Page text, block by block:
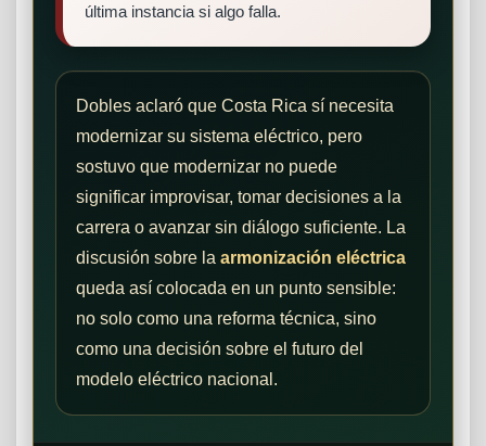
última instancia si algo falla.
Dobles aclaró que Costa Rica sí necesita
modernizar su sistema eléctrico, pero
sostuvo que modernizar no puede
significar improvisar, tomar decisiones a la
carrera o avanzar sin diálogo suficiente. La
discusión sobre la armonización eléctrica
queda así colocada en un punto sensible:
no solo como una reforma técnica, sino
como una decisión sobre el futuro del
modelo eléctrico nacional.